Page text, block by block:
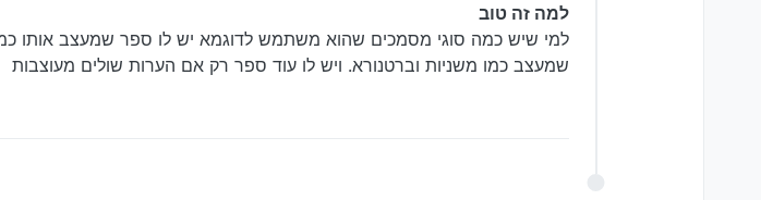
למה זה טוב
שמעצב כמו משניות וברטנורא. ויש לו עוד ספר רק אם הערות שולים מעוצבות